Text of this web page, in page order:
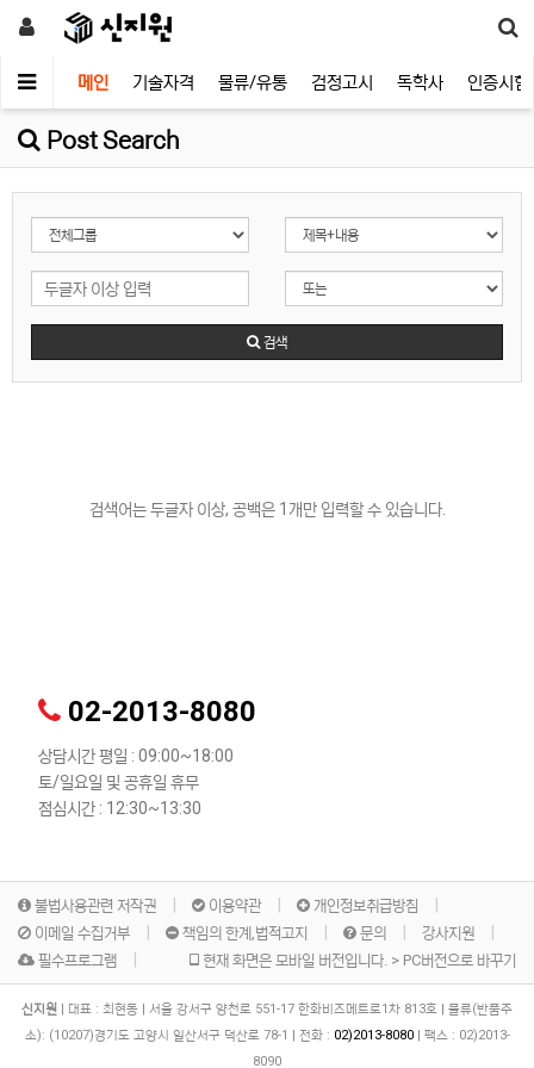
메인 기술자격 물류/유통 검정고시 독학사 인증시험
Post Search
검색
검색어는 두글자 이상, 공백은 1개만 입력할 수 있습니다.
02-2013-8080
상담시간 평일 : 09:00~18:00
토/일요일 및 공휴일 휴무
점심시간 : 12:30~13:30
불법사용관련 저작권 이용약관
개인정보취급방침
이메일 수집거부
책임의 한계,법적고지 문의
강사지원
필수프로그램
현재 화면은 모바일 버전입니다. > PC버전으로 바꾸기
신지원 | 대표 : 최현동 | 서울 강서구 양천로 551-17 한화비즈메트로1차 813호 | 물류(반품주
소): (10207)경기도 고양시 일산서구 덕산로 78-1 | 전화 : 02)2013-8080 | 팩스 : 02)2013-
8090